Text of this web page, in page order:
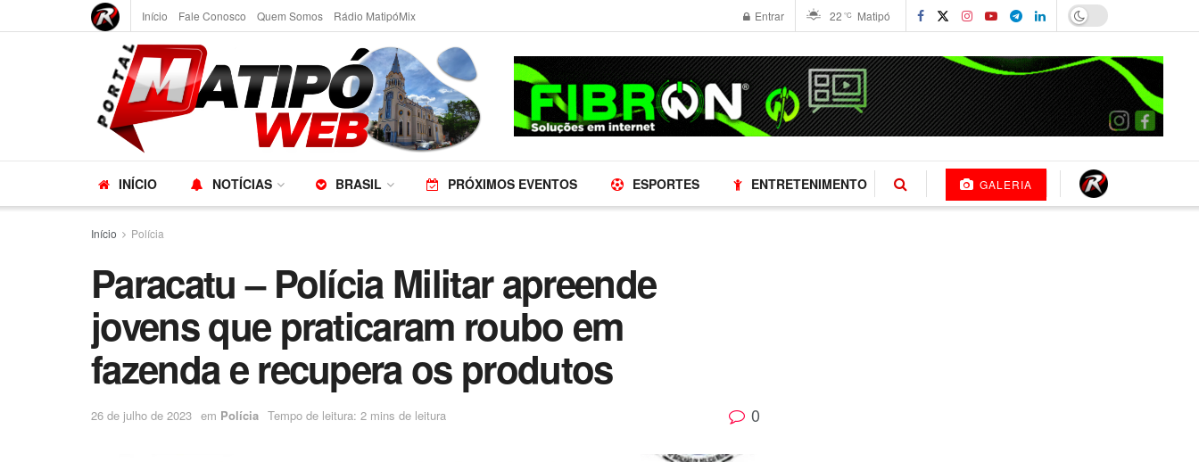
Início Fale Conosco Quem Somos Rádio MatipóMix Entrar 22 °C Matipó
INÍCIO NOTÍCIAS BRASIL PRÓXIMOS EVENTOS ESPORTES ENTRETENIMENTO GALERIA
Início Polícia
Paracatu – Polícia Militar apreende
jovens que praticaram roubo em
fazenda e recupera os produtos
26 de julho de 2023 em Polícia Tempo de leitura: 2 mins de leitura 0